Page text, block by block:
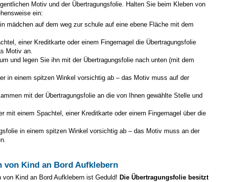
Motiv und der Übertragungsfolie. Halten Sie beim Kleben von
ein:
mädchen auf dem weg zur schuleauf eine ebene Fläche mit dem
einer Kreditkarte oder einem Fingernagel die Übertragungsfolie
Motiv an.
und legen Sie ihn mit der Übertragungsfolie nach unten (mit dem
in einem spitzen Winkel vorsichtig ab – das Motiv muss auf der
mit der Übertragungsfolie an die von Ihnen gewählte Stelle und
mit einem Spachtel, einer Kreditkarte oder einem Fingernagel über die
in einem spitzen Winkel vorsichtig ab – das Motiv muss an der
von Kind an Bord Aufklebern
von Kind an Bord Aufklebern ist Geduld! Die Übertragungsfolie besitzt